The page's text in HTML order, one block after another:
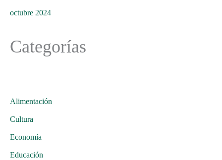
octubre 2024
Categorías
Alimentación
Cultura
Economía
Educación